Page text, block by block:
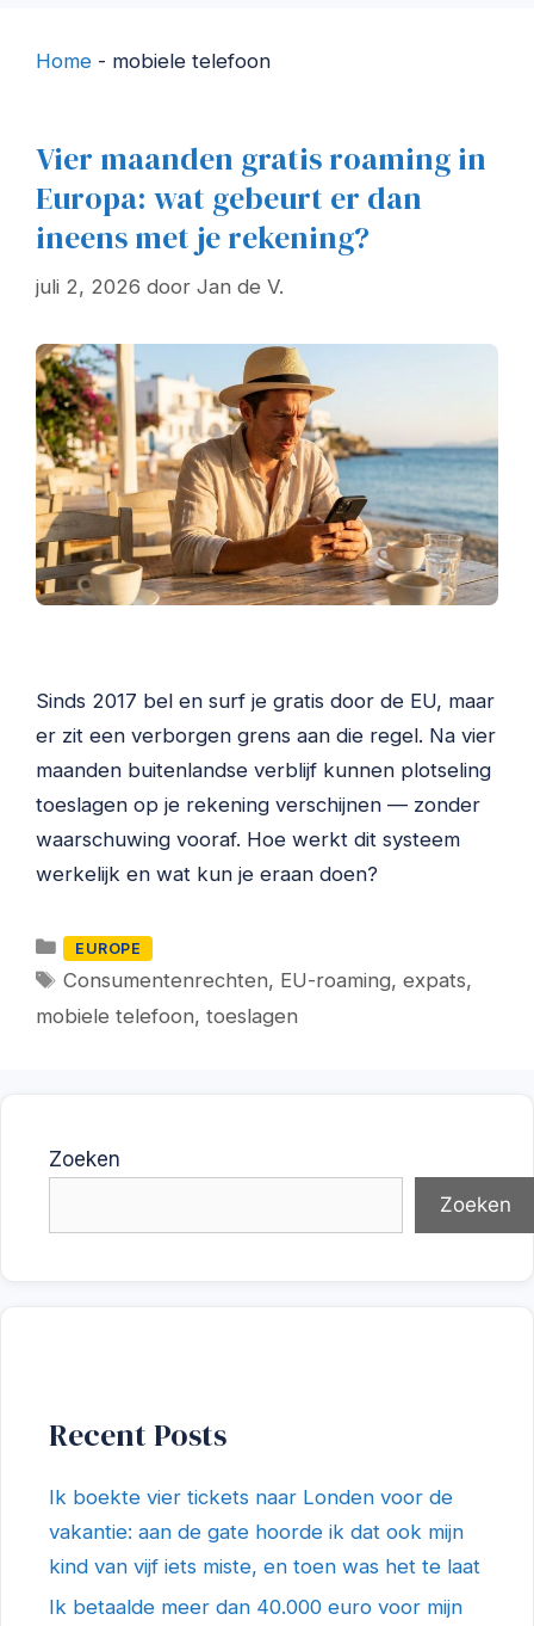
Home - mobiele telefoon
Vier maanden gratis roaming in
Europa: wat gebeurt er dan
ineens met je rekening?
juli 2, 2026 door Jan de V.
Sinds 2017 bel en surf je gratis door de EU, maar
er zit een verborgen grens aan die regel. Na vier
maanden buitenlandse verblijf kunnen plotseling
toeslagen op je rekening verschijnen — zonder
waarschuwing vooraf. Hoe werkt dit systeem
werkelijk en wat kun je eraan doen?
Categorieën
EUROPE
Tags
Consumentenrechten, EU-roaming,expats,
mobiele telefoon, toeslagen
Zoeken
Zoeken
Recent Posts
Ik boekte vier tickets naar Londen voor de
vakantie: aan de gate hoorde ik dat ook mijn
kind van vijf iets miste, en toen was het te laat
Ik betaalde meer dan 40.000 euro voor mijn